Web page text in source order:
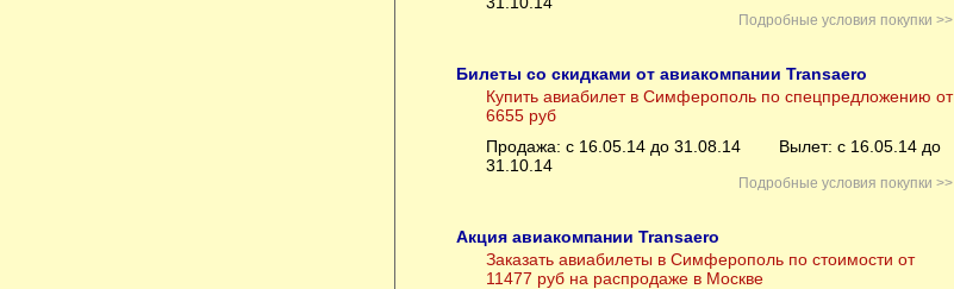
Подробные условия покупки >>
Билеты со скидками от авиакомпании Transaero
Купить авиабилет в Симферополь по спецпредложению от
6655 руб
Продажа: с 16.05.14 до 31.08.14
Вылет: с 16.05.14 до
31.10.14
Подробные условия покупки >>
Акция авиакомпании Transaero
Заказать авиабилеты в Симферополь по стоимости от
11477 руб на распродаже в Москве